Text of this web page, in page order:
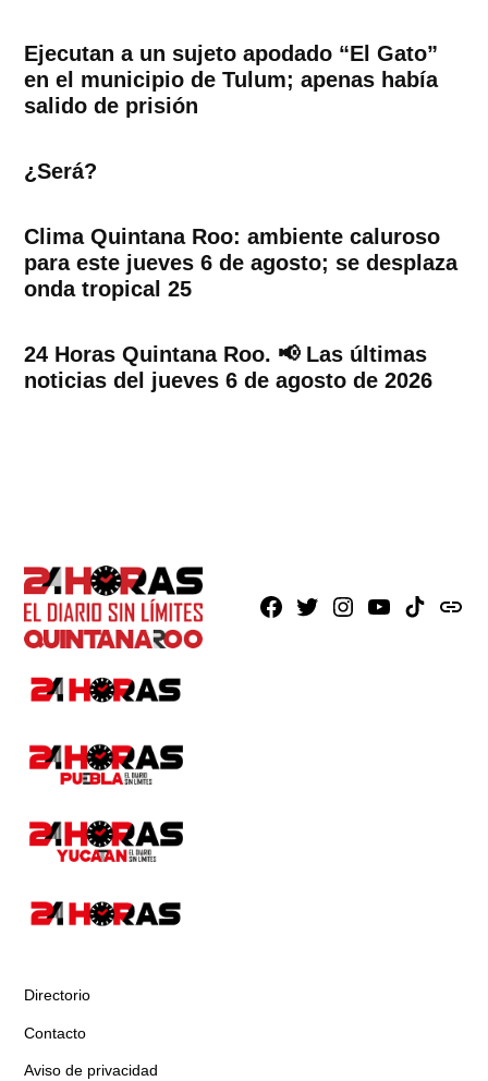
Ejecutan a un sujeto apodado “El Gato”
en el municipio de Tulum; apenas había
salido de prisión
¿Será?
Clima Quintana Roo: ambiente caluroso
para este jueves 6 de agosto; se desplaza
onda tropical 25
24 Horas Quintana Roo. 📢 Las últimas
noticias del jueves 6 de agosto de 2026
Facebook
X Instagram
YoutubeTikTokissuu
Directorio
Contacto
Aviso de privacidad